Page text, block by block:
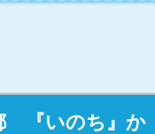
『いのち』か